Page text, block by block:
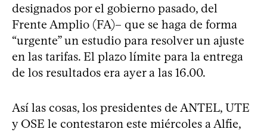
designados por el gobierno pasado, del
Frente Amplio (FA)– que se haga de forma
“urgente” un estudio para resolver un ajuste
en las tarifas. El plazo límite para la entrega
de los resultados era ayer a las 16.00.
Así las cosas, los presidentes de ANTEL, UTE
y OSE le contestaron este miércoles a Alfie,